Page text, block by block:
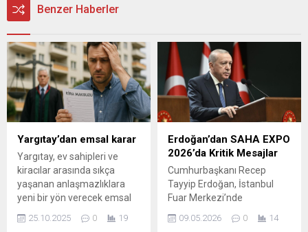
Benzer Haberler
Yargıtay’dan emsal karar
Yargıtay, ev sahipleri ve
kiracılar arasında sıkça
yaşanan anlaşmazlıklara
yeni bir yön verecek emsal
karara imza attı. Artık kira
bedelini ödeyen ancak
25.10.2025 0 19
Erdoğan’dan SAHA EXPO
2026’da Kritik Mesajlar
Cumhurbaşkanı Recep
Tayyip Erdoğan, İstanbul
Fuar Merkezi’nde
düzenlenen SAHA EXPO
2026 Uluslararası Savunma,
09.05.2026 0 14